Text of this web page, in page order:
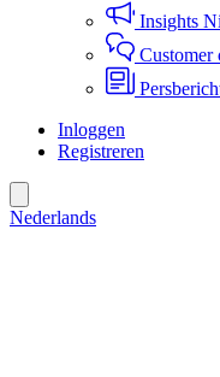
Insights
Customer
Inloggen
Registreren
Nederlands